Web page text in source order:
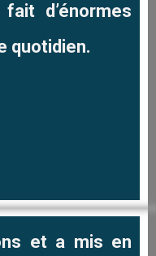
d’énormes
quotidien.
et a mis en